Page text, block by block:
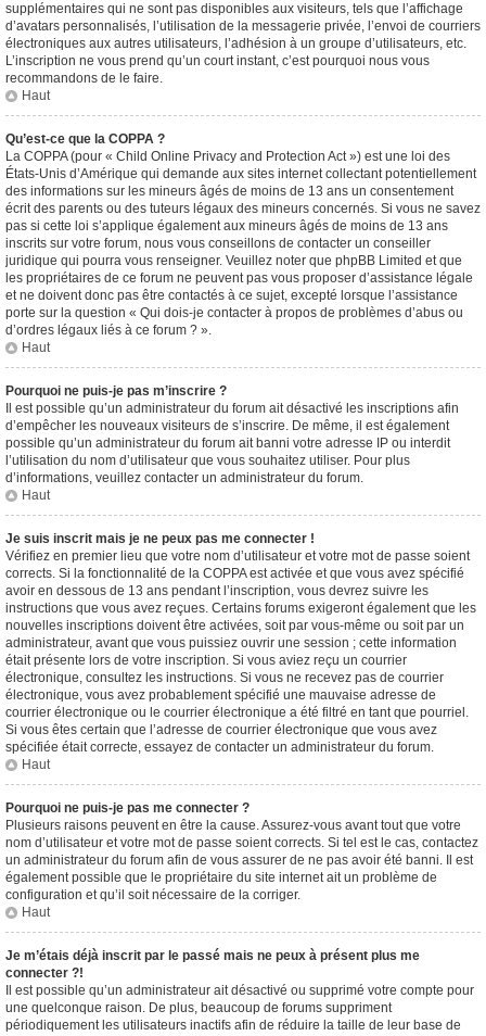
supplémentaires qui ne sont pas disponibles aux visiteurs, tels que l’affichage
d’avatars personnalisés, l’utilisation de la messagerie privée, l’envoi de courriers
électroniques aux autres utilisateurs, l’adhésion à un groupe d’utilisateurs, etc.
L’inscription ne vous prend qu’un court instant, c’est pourquoi nous vous
recommandons de le faire.
Haut
Qu’est-ce que la COPPA ?
La COPPA (pour « Child Online Privacy and Protection Act ») est une loi des
États-Unis d’Amérique qui demande aux sites internet collectant potentiellement
des informations sur les mineurs âgés de moins de 13 ans un consentement
écrit des parents ou des tuteurs légaux des mineurs concernés. Si vous ne savez
pas si cette loi s’applique également aux mineurs âgés de moins de 13 ans
inscrits sur votre forum, nous vous conseillons de contacter un conseiller
juridique qui pourra vous renseigner. Veuillez noter que phpBB Limited et que
les propriétaires de ce forum ne peuvent pas vous proposer d’assistance légale
et ne doivent donc pas être contactés à ce sujet, excepté lorsque l’assistance
porte sur la question « Qui dois-je contacter à propos de problèmes d’abus ou
d’ordres légaux liés à ce forum ? ».
Haut
Pourquoi ne puis-je pas m’inscrire ?
Il est possible qu’un administrateur du forum ait désactivé les inscriptions afin
d’empêcher les nouveaux visiteurs de s’inscrire. De même, il est également
possible qu’un administrateur du forum ait banni votre adresse IP ou interdit
l’utilisation du nom d’utilisateur que vous souhaitez utiliser. Pour plus
d’informations, veuillez contacter un administrateur du forum.
Haut
Je suis inscrit mais je ne peux pas me connecter !
Vérifiez en premier lieu que votre nom d’utilisateur et votre mot de passe soient
corrects. Si la fonctionnalité de la COPPA est activée et que vous avez spécifié
avoir en dessous de 13 ans pendant l’inscription, vous devrez suivre les
instructions que vous avez reçues. Certains forums exigeront également que les
nouvelles inscriptions doivent être activées, soit par vous-même ou soit par un
administrateur, avant que vous puissiez ouvrir une session ; cette information
était présente lors de votre inscription. Si vous aviez reçu un courrier
électronique, consultez les instructions. Si vous ne recevez pas de courrier
électronique, vous avez probablement spécifié une mauvaise adresse de
courrier électronique ou le courrier électronique a été filtré en tant que pourriel.
Si vous êtes certain que l’adresse de courrier électronique que vous avez
spécifiée était correcte, essayez de contacter un administrateur du forum.
Haut
Pourquoi ne puis-je pas me connecter ?
Plusieurs raisons peuvent en être la cause. Assurez-vous avant tout que votre
nom d’utilisateur et votre mot de passe soient corrects. Si tel est le cas, contactez
un administrateur du forum afin de vous assurer de ne pas avoir été banni. Il est
également possible que le propriétaire du site internet ait un problème de
configuration et qu’il soit nécessaire de la corriger.
Haut
Je m’étais déjà inscrit par le passé mais ne peux à présent plus me
connecter ?!
Il est possible qu’un administrateur ait désactivé ou supprimé votre compte pour
une quelconque raison. De plus, beaucoup de forums suppriment
périodiquement les utilisateurs inactifs afin de réduire la taille de leur base de